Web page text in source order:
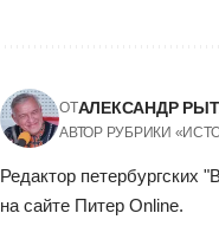
ОТАЛЕКСАНДР
АВТОР РУБРИКИ
Редактор петербургских
на сайте Питер Online.